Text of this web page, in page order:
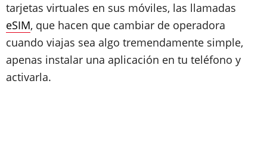
tarjetas virtuales en sus móviles, las llamadas
eSIM, que hacen que cambiar de operadora
cuando viajas sea algo tremendamente simple,
apenas instalar una aplicación en tu teléfono y
activarla.